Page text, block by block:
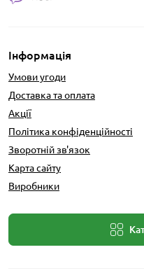
Інформація
Умови угоди
Доставка та оплата
Акції
Політика конфіденційності
Зворотній зв'язок
Карта сайту
Виробники